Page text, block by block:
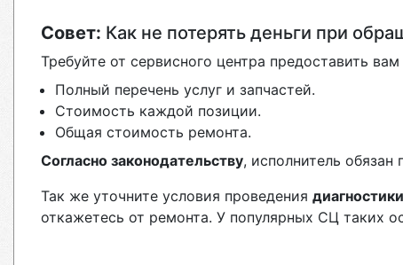
Совет: Как не потерять деньги при
Требуйте от сервисного центра предоставить
Полный перечень услуг и запчастей.
Стоимость каждой позиции.
Общая стоимость ремонта.
Согласно законодательству, исполнитель
Так же уточните условия проведения диагностики
откажетесь от ремонта. У популярных СЦ таких